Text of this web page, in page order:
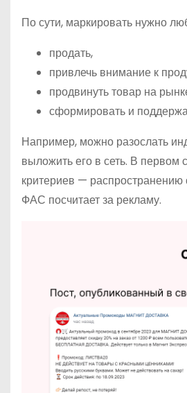
По сути, маркировать нужно
продать,
привлечь внимание к
продвинуть товар на
сформировать и
Например, можно разослать
выложить его в сеть. В первом
критериев — распространению
ФАС посчитает за рекламу.